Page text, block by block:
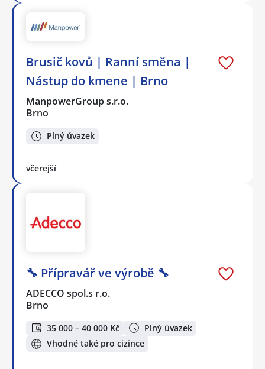
Brusič kovů | Ranní směna |
Nástup do kmene | Brno
ManpowerGroup s.r.o.
Brno
Plný úvazek
včerejší
🔧 Přípravář ve výrobě 🔧
ADECCO spol.s r.o.
Brno
35 000 – 40 000 Kč
Plný úvazek
Vhodné také pro cizince